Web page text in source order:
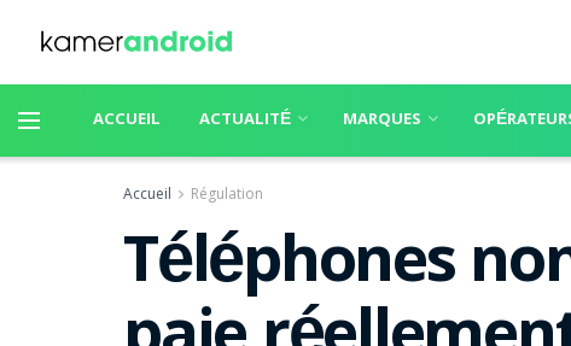
ACCUEIL ACTUALITÉ MARQUES
Accueil Régulation
Téléphones